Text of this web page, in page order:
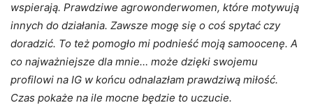
wspierają. Prawdziwe agrowonderwomen, które motywują
innych do działania. Zawsze mogę się o coś spytać czy
doradzić. To też pomogło mi podnieść moją samoocenę. A
co najważniejsze dla mnie… może dzięki swojemu
profilowi na IG w końcu odnalazłam prawdziwą miłość.
Czas pokaże na ile mocne będzie to uczucie.